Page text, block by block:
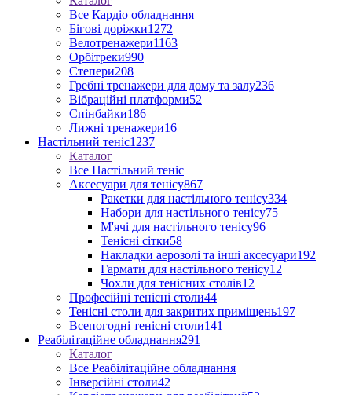
Все Кардіо обладнання
Бігові доріжки1272
Велотренажери1163
Орбітреки990
Степери208
Гребні тренажери для дому та залу236
Вібраційні платформи52
Спінбайки186
Лижні тренажери16
Настільний теніс1237
Каталог
Все Настільний теніс
Аксесуари для тенісу867
Ракетки для настільного тенісу334
Набори для настільного тенісу75
М'ячі для настільного тенісу96
Тенісні сітки58
Накладки аерозолі та інші аксесуари192
Гармати для настільного тенісу12
Чохли для тенісних столів12
Професійні тенісні столи44
Тенісні столи для закритих приміщень197
Всепогодні тенісні столи141
Реабілітаційне обладнання291
Каталог
Все Реабілітаційне обладнання
Інверсійні столи42